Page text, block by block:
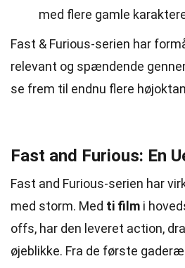
med flere gamle
Fast & Furious-serien har
relevant og spændende
se frem til endnu flere
Fast and Furious: En
Fast and Furious-serien har
med storm. Med ti film i
offs, har den leveret action,
øjeblikke. Fra de første